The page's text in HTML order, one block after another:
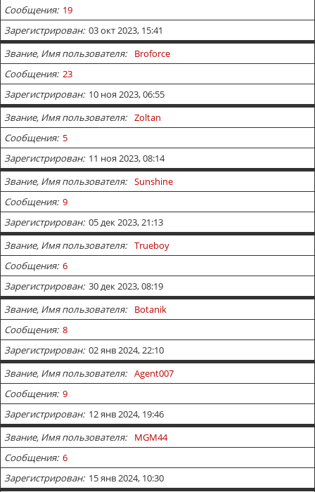
Сообщения 19
Зарегистрирован 03 окт 2023, 15:41
Звание, Имя пользователя
Broforce
Сообщения 23
Зарегистрирован 10 ноя 2023, 06:55
Звание, Имя пользователя
Zoltan
Сообщения 5
Зарегистрирован 11 ноя 2023, 08:14
Звание, Имя пользователя
Sunshine
Сообщения 9
Зарегистрирован 05 дек 2023, 21:13
Звание, Имя пользователя
Trueboy
Сообщения 6
Зарегистрирован 30 дек 2023, 08:19
Звание, Имя пользователя
Botanik
Сообщения 8
Зарегистрирован 02 янв 2024, 22:10
Звание, Имя пользователя
Agent007
Сообщения 9
Зарегистрирован 12 янв 2024, 19:46
Звание, Имя пользователя
MGM44
Сообщения 6
Зарегистрирован 15 янв 2024, 10:30